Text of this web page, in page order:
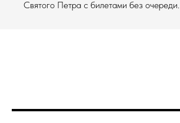
Святого Петра с билетами без очереди.